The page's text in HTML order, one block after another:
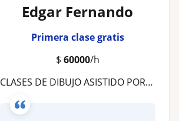
Edgar Fernando
Primera clase gratis
$ 60000/h
CLASES DE DIBUJO ASISTIDO POR COMPUTADOR CAD - DELINEANTE DE ARQUITECTURA